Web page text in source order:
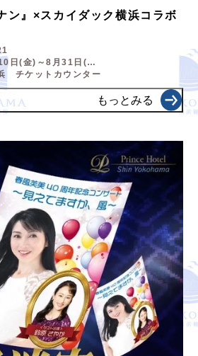
ン』×スカイダック横浜コラボ
日(金)～8月31日(…
チケットカウンター
もっとみる